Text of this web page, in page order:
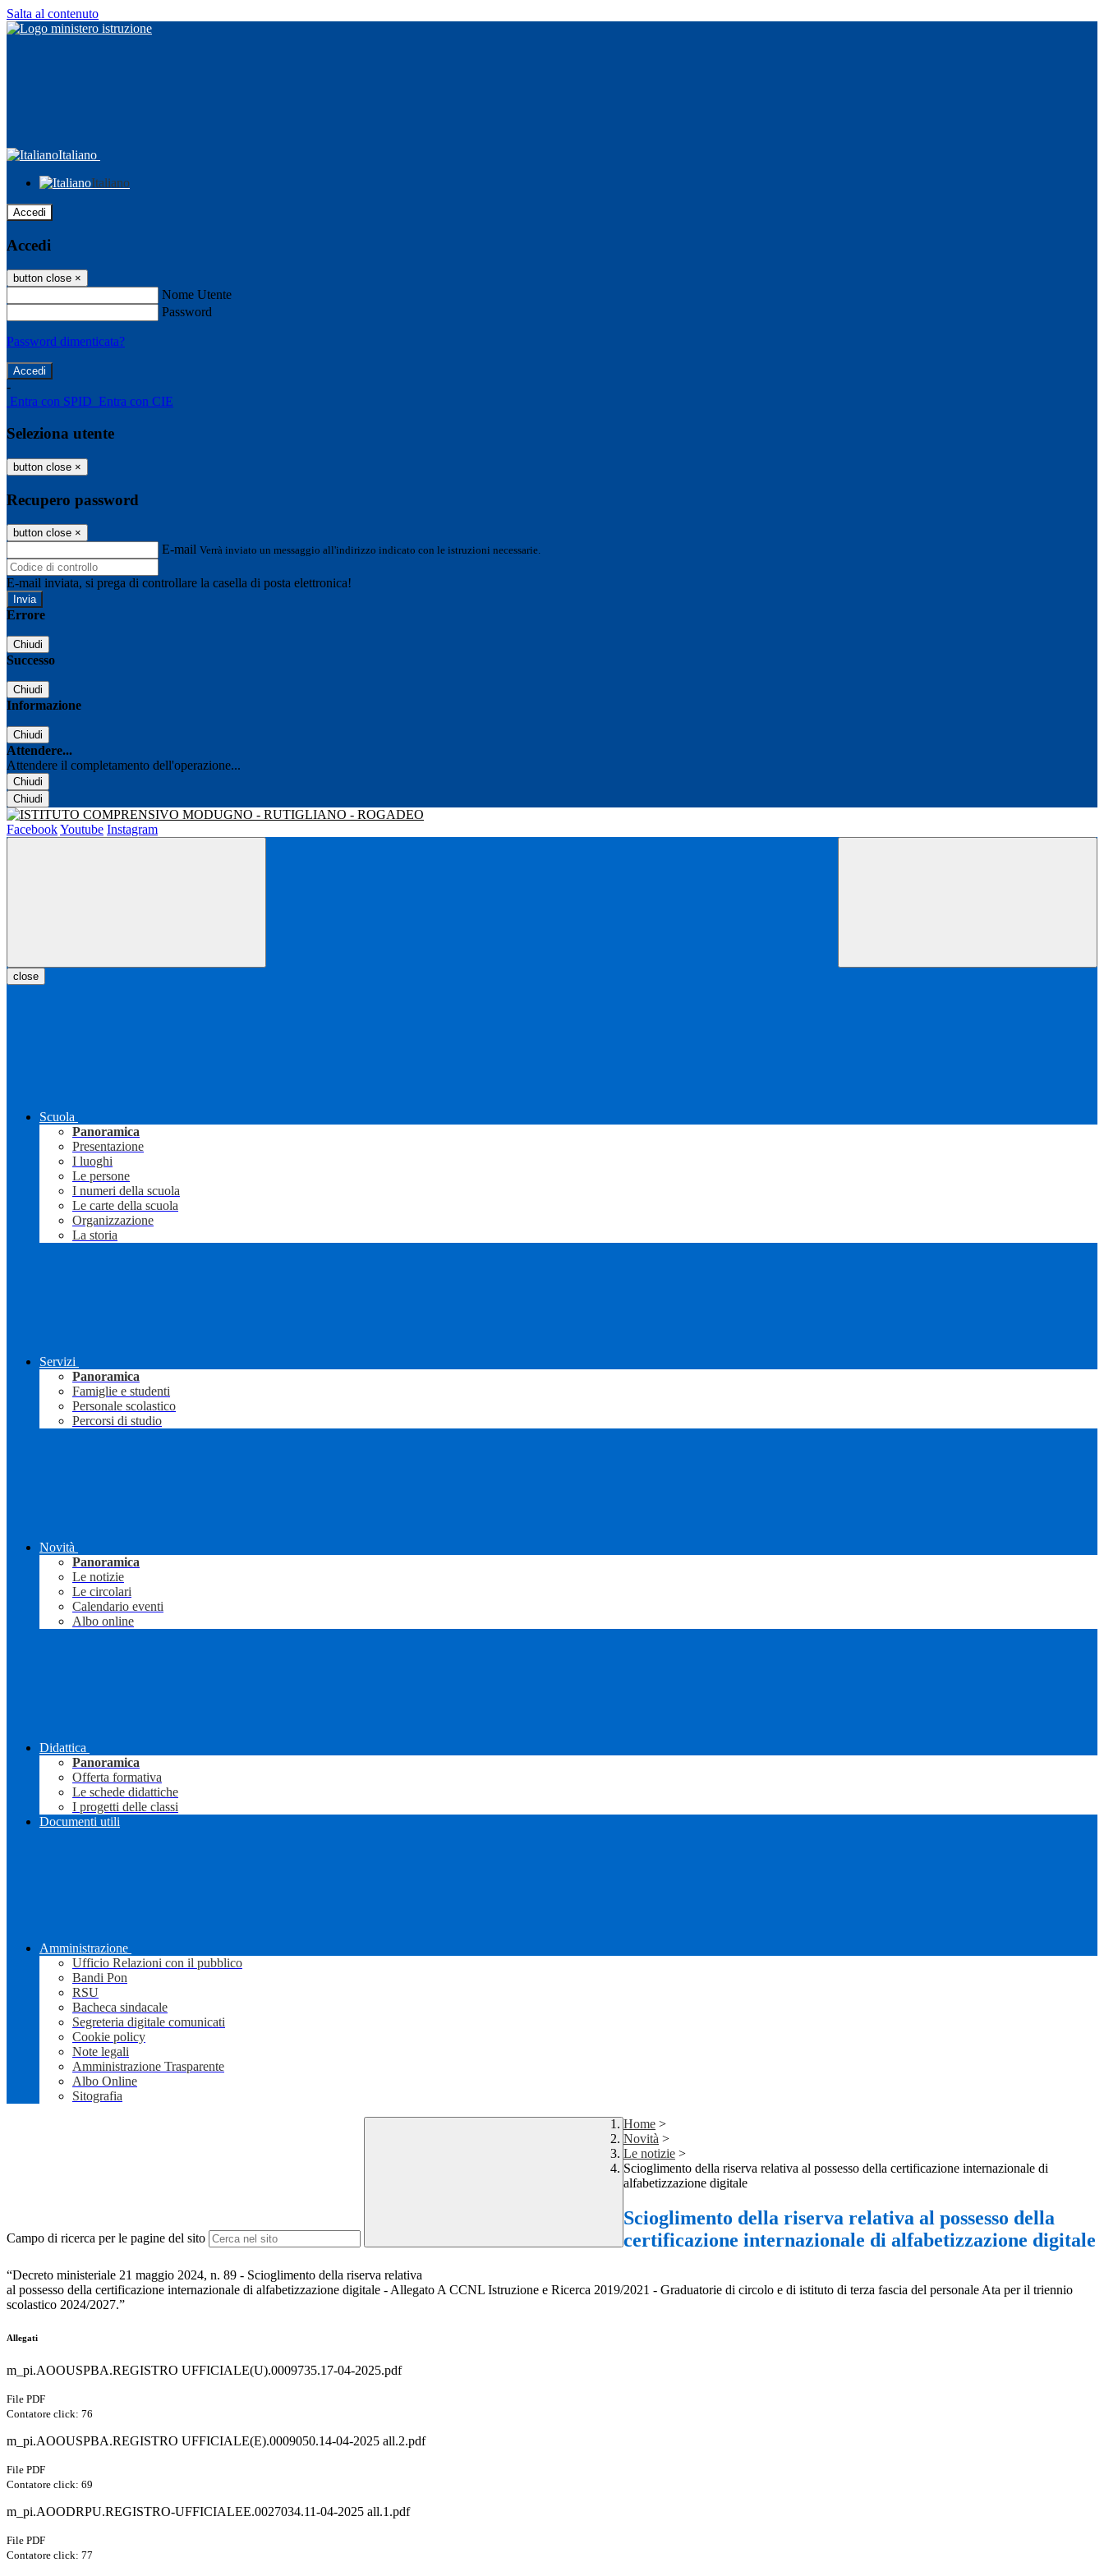
Salta al contenuto
Italiano
Italiano
Accedi
Accedi
button close ×
Nome Utente
Password
Password dimenticata?
-
Entra con SPID Entra con CIE
Seleziona utente
button close ×
Recupero password
button close ×
E-mail Verrà inviato un messaggio all'indirizzo indicato con le istruzioni necessarie.
E-mail inviata, si prega di controllare la casella di posta elettronica!
Errore
Chiudi
Successo
Chiudi
Informazione
Chiudi
Attendere...
Attendere il completamento dell'operazione...
Chiudi
Chiudi
FacebookYoutube Instagram
close
Scuola
Panoramica
Presentazione
I luoghi
Le persone
I numeri della scuola
Le carte della scuola
Organizzazione
La storia
Servizi
Panoramica
Famiglie e studenti
Personale scolastico
Percorsi di studio
Novità
Panoramica
Le notizie
Le circolari
Calendario eventi
Albo online
Didattica
Panoramica
Offerta formativa
Le schede didattiche
I progetti delle classi
Documenti utili
Amministrazione
Ufficio Relazioni con il pubblico
Bandi Pon
RSU
Bacheca sindacale
Segreteria digitale comunicati
Cookie policy
Note legali
Amministrazione Trasparente
Albo Online
Sitografia
Campo di ricerca per le pagine del sito
Home >
Novità >
Le notizie >
Scioglimento della riserva relativa al possesso della certificazione internazionale di
alfabetizzazione digitale
Scioglimento della riserva relativa al possesso della
certificazione internazionale di alfabetizzazione digitale
“Decreto ministeriale 21 maggio 2024, n. 89 - Scioglimento della riserva relativa
al possesso della certificazione internazionale di alfabetizzazione digitale - Allegato A CCNL Istruzione e Ricerca 2019/2021 - Graduatorie di circolo e di istituto di terza fascia del personale Ata per il triennio
scolastico 2024/2027.”
Allegati
m_pi.AOOUSPBA.REGISTRO UFFICIALE(U).0009735.17-04-2025.pdf
File PDF
Contatore click: 76
m_pi.AOOUSPBA.REGISTRO UFFICIALE(E).0009050.14-04-2025 all.2.pdf
File PDF
Contatore click: 69
m_pi.AOODRPU.REGISTRO-UFFICIALEE.0027034.11-04-2025 all.1.pdf
File PDF
Contatore click: 77